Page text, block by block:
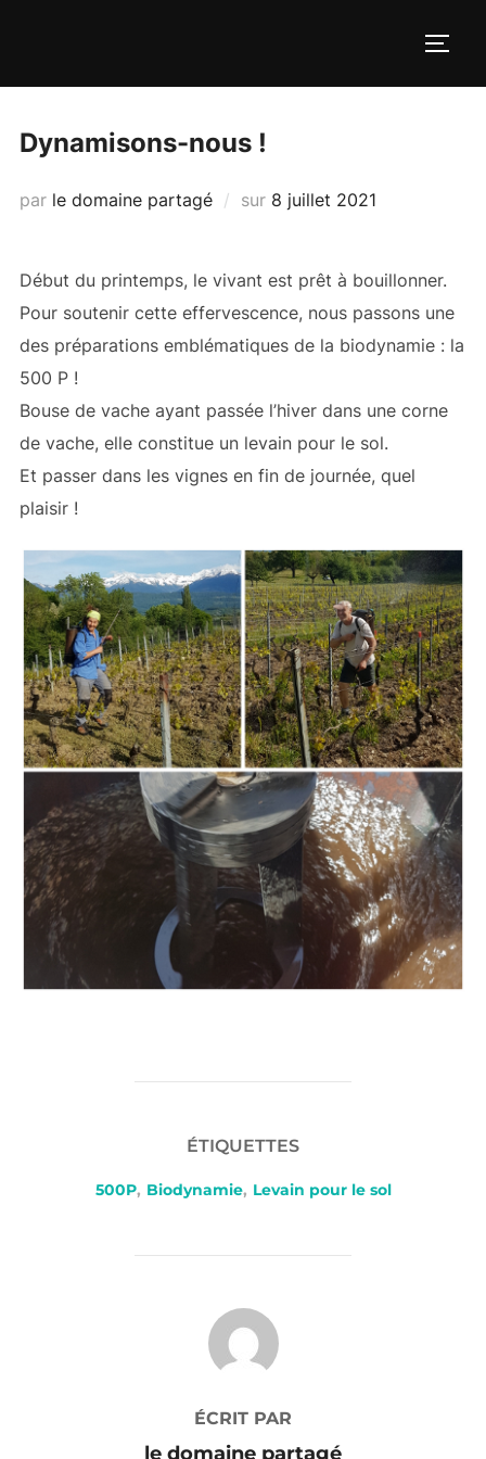
Dynamisons-nous !
par le domaine partagé sur Publié
8 juillet 2021
Début du printemps, le vivant est prêt à bouillonner.
Pour soutenir cette effervescence, nous passons une
des préparations emblématiques de la biodynamie : la
500 P !
Bouse de vache ayant passée l’hiver dans une corne
de vache, elle constitue un levain pour le sol.
Et passer dans les vignes en fin de journée, quel
plaisir !
ÉTIQUETTES
500P, Biodynamie, Levain pour le sol
AUTEUR DE LA PUBLICATION
ÉCRIT PAR
le domaine partagé